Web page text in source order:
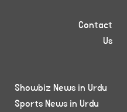
Contact
Us
Showbiz News in Urdu
Sports News in Urdu